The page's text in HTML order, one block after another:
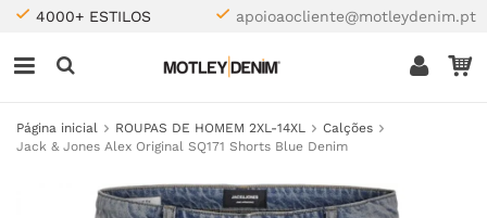
4000+ ESTILOS apoioaocliente@motleydenim.pt
Página inicial ROUPAS DE HOMEM 2XL-14XL
Calções
Jack & Jones Alex Original SQ171 Shorts Blue Denim